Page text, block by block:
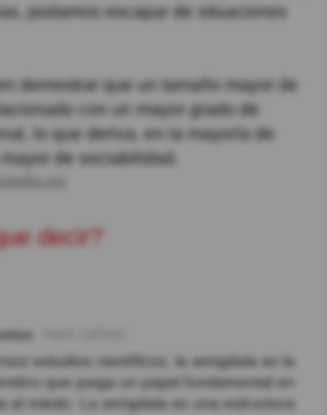
podamos escapar de situaciones
demostrar que un tamaño mayor de
con un mayor grado de
lo que deriva, en la mayoría de
de sociabilidad.
decir?
estudios científicos, la amígdala es la
que juega un papel fundamental en
al miedo. La amígdala es una estructura